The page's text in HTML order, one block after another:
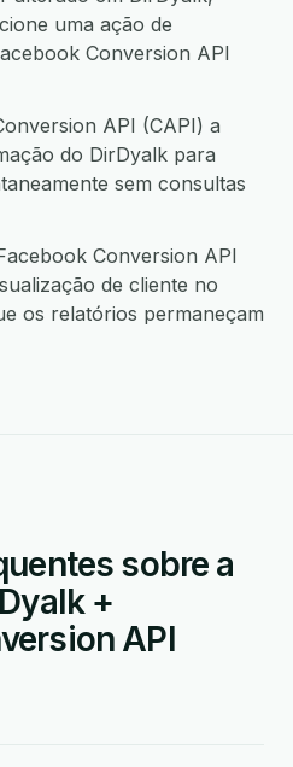
uma ação de
Conversion API
API (CAPI) a
do DirDyalk para
sem consultas
Conversion API
de cliente no
os relatórios permaneçam
sobre a
+
API